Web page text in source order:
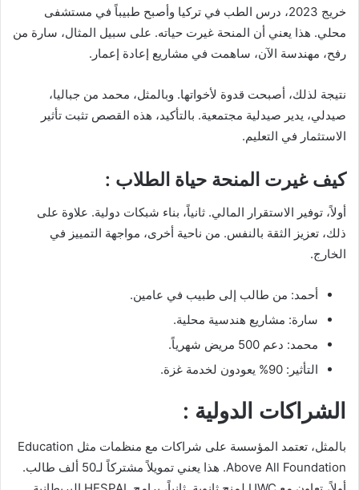
خريج 2023، درس الطب في تركيا وأصبح طبيباً في مستشفى
محلي. هذا يعني أن المنحة غيرت حياته. على سبيل المثال، سارة من
رفح، مهندسة الآن، ساهمت في مشاريع إعادة إعمار.
نتيجة لذلك، أصبحت قدوة لأخواتها. وبالمثل، محمد من جباليا،
صيدلي، يدير صيدلية مجتمعية. بالتأكيد، هذه القصص تثبت تأثير
الاستثمار في التعليم.
كيف غيرت المنحة حياة الطلاب :
أولاً، توفير الاستقرار المالي. ثانياً، بناء شبكات دولية. علاوة على
ذلك، تعزيز الثقة بالنفس. من ناحية أخرى، مواجهة التمييز في
الخارج.
أحمد: من طالب إلى طبيب في عامين.
سارة: مشاريع هندسية محلية.
محمد: دعم 500 مريض شهرياً.
التأثير: 90% يعودون لخدمة غزة.
الشراكات الدولية :
بالمثل، تعتمد المؤسسة على شراكات مع منظمات مثل Education
Above All Foundation. هذا يعني تمويلاً مشتركاً لـ50 ألف طالب.